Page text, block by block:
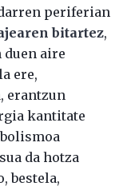
periferian
bitartez,
aire
ere,
erantzun
kantitate
da hotza
bestela,